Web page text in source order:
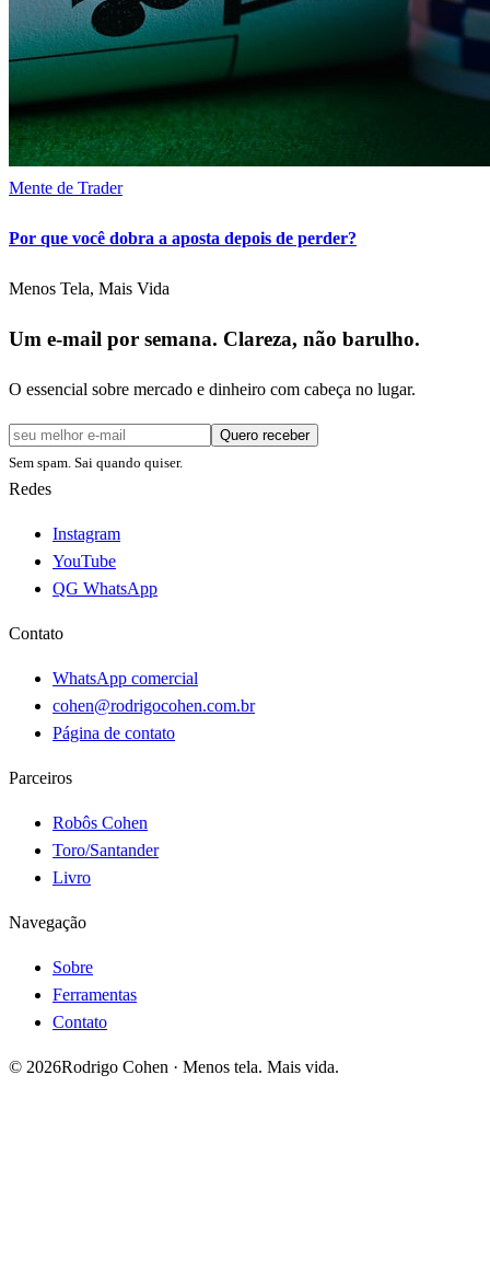
Mente de Trader
Por que você dobra a aposta depois de perder?
Menos Tela, Mais Vida
Um e-mail por semana. Clareza, não barulho.
O essencial sobre mercado e dinheiro com cabeça no lugar.
Quero receber
Sem spam. Sai quando quiser.
Redes
Instagram
YouTube
QG WhatsApp
Contato
WhatsApp comercial
cohen@rodrigocohen.com.br
Página de contato
Parceiros
Robôs Cohen
Toro/Santander
Livro
Navegação
Sobre
Ferramentas
Contato
© 2026Rodrigo Cohen · Menos tela. Mais vida.